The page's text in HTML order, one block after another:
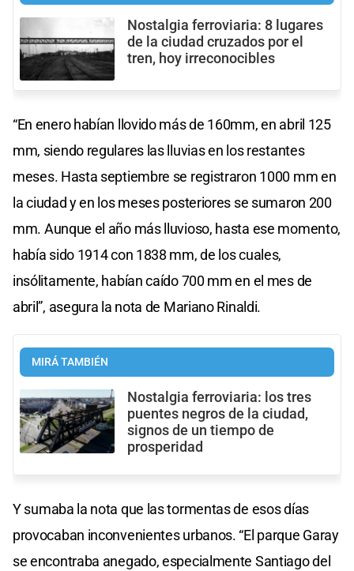
Nostalgia ferroviaria: 8 lugares
de la ciudad cruzados por el
tren, hoy irreconocibles
“En enero habían llovido más de 160mm, en abril 125
mm, siendo regulares las lluvias en los restantes
meses. Hasta septiembre se registraron 1000 mm en
la ciudad y en los meses posteriores se sumaron 200
mm. Aunque el año más lluvioso, hasta ese momento,
había sido 1914 con 1838 mm, de los cuales,
insólitamente, habían caído 700 mm en el mes de
abril”, asegura la nota de Mariano Rinaldi.
MIRÁ TAMBIÉN
Nostalgia ferroviaria: los tres
puentes negros de la ciudad,
signos de un tiempo de
prosperidad
Y sumaba la nota que las tormentas de esos días
provocaban inconvenientes urbanos. “El parque Garay
se encontraba anegado, especialmente Santiago del